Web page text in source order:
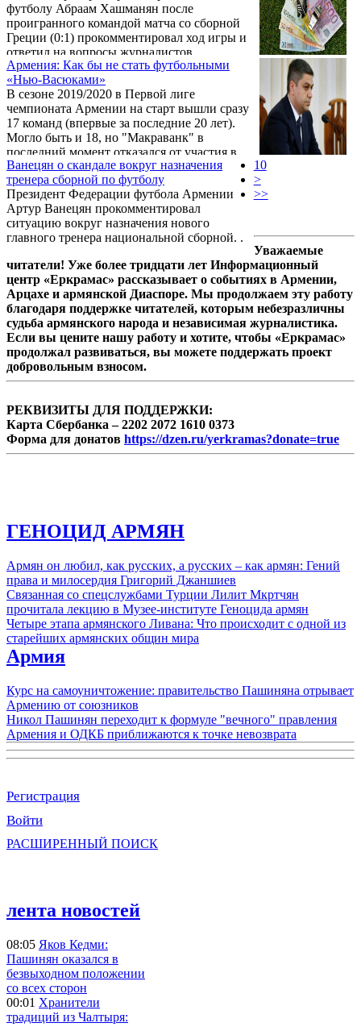
матчах 1997 года. .
футболу Абраам Хашманян после
проигранного командой матча со сборной
Греции (0:1) прокомментировал ход игры и
ответил на вопросы журналистов. .
Армения: Как бы не стать футбольными
«Нью-Васюками»
В сезоне 2019/2020 в Первой лиге
чемпионата Армении на старт вышли сразу
17 команд (впервые за последние 20 лет).
Могло быть и 18, но "Макраванк" в
последний момент отказался от участия в
турнире.
Ванецян о скандале вокруг назначения
тренера сборной по футболу
Президент Федерации футбола Армении
Артур Ванецян прокомментировал
ситуацию вокруг назначения нового
главного тренера национальной сборной. .
10
>
>>
Уважаемые
читатели! Уже более тридцати лет Информационный
центр «Еркрамас» рассказывает о событиях в Армении,
Арцахе и армянской Диаспоре. Мы продолжаем эту работу
благодаря поддержке читателей, которым небезразличны
судьба армянского народа и независимая журналистика.
Если вы цените нашу работу и хотите, чтобы «Еркрамас»
продолжал развиваться, вы можете поддержать проект
добровольным взносом.
РЕКВИЗИТЫ ДЛЯ ПОДДЕРЖКИ:
Карта Сбербанка – 2202 2072 1610 0373
Форма для донатов https://dzen.ru/yerkramas?donate=true
ГЕНОЦИД АРМЯН
Армян он любил, как русских, а русских – как армян: Гений
права и милосердия Григорий Джаншиев
Связанная со спецслужбами Турции Лилит Мкртчян
прочитала лекцию в Музее-институте Геноцида армян
Четыре этапа армянского Ливана: Что происходит с одной из
старейших армянских общин мира
Армия
Курс на самоуничтожение: правительство Пашиняна отрывает
Армению от союзников
Никол Пашинян переходит к формуле "вечного" правления
Армения и ОДКБ приближаются к точке невозврата
Регистрация
Войти
РАСШИРЕННЫЙ ПОИСК
лента новостей
08:05 Яков Кедми:
Пашинян оказался в
безвыходном положении
со всех сторон
00:01 Хранители
традиций из Чалтыря: